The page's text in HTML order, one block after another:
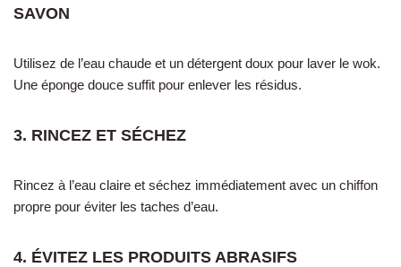
SAVON
Utilisez de l’eau chaude et un détergent doux pour laver le wok.
Une éponge douce suffit pour enlever les résidus.
3. RINCEZ ET SÉCHEZ
Rincez à l’eau claire et séchez immédiatement avec un chiffon
propre pour éviter les taches d’eau.
4. ÉVITEZ LES PRODUITS ABRASIFS